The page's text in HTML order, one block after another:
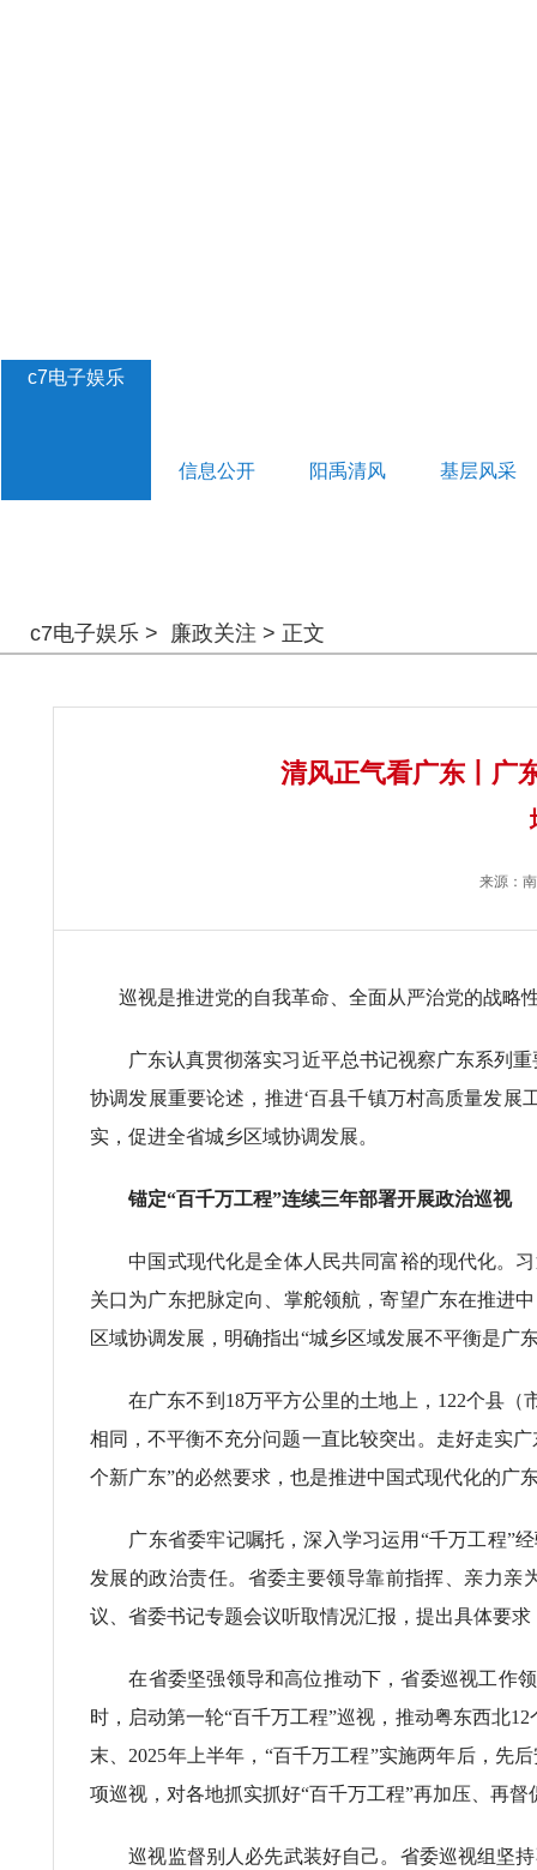
c7电子娱乐
信息公开 阳禹清风 基层风采
c7电子娱乐 > 廉政关注 > 正文
清风正气看广东丨广
来源：
巡视是推进党的自我革命、全面从严治党的战略
广东认真贯彻落实习近平总书记视察广东系列重
协调发展重要论述，推进‘百县千镇万村高质量发展
实，促进全省城乡区域协调发展。
锚定“百千万工程”连续三年部署开展政治巡视
中国式现代化是全体人民共同富裕的现代化。习
关口为广东把脉定向、掌舵领航，寄望广东在推进
区域协调发展，明确指出“城乡区域发展不平衡是广
在广东不到18万平方公里的土地上，122个县（
相同，不平衡不充分问题一直比较突出。走好走实
个新广东”的必然要求，也是推进中国式现代化的广
广东省委牢记嘱托，深入学习运用“千万工程”经
发展的政治责任。省委主要领导靠前指挥、亲力亲
议、省委书记专题会议听取情况汇报，提出具体要
在省委坚强领导和高位推动下，省委巡视工作领
时，启动第一轮“百千万工程”巡视，推动粤东西北
末、2025年上半年，“百千万工程”实施两年后，先
项巡视，对各地抓实抓好“百千万工程”再加压、再
巡视监督别人必先武装好自己。省委巡视组坚持